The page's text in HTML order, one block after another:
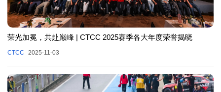
荣光加冕，共赴巅峰 | CTCC 2025赛季各大年度荣誉揭晓
CTCC 2025-11-03